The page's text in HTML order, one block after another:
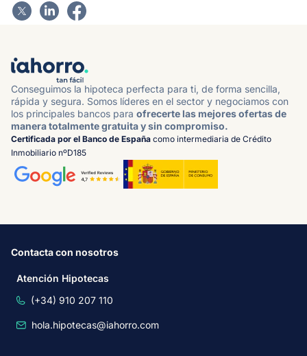
Conseguimos la hipoteca perfecta para ti, de forma sencilla,
rápida y segura. Somos líderes en el sector y negociamos con
los principales bancos para ofrecerte las mejores ofertas de
manera totalmente gratuita y sin compromiso.
Certificada por el Banco de España como intermediaria de Crédito
Inmobiliario nºD185
Contacta con nosotros
Atención Hipotecas
(+34) 910 207 110
hola.hipotecas@iahorro.com